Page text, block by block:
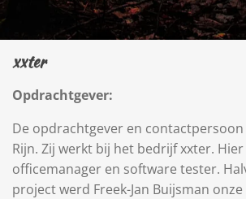
xxter
Opdrachtgever:
De opdrachtgever en contactpersoon
Rijn. Zij werkt bij het bedrijf xxter. Hier
officemanager en software tester.
projectwerd Freek-Jan Buijsman onze